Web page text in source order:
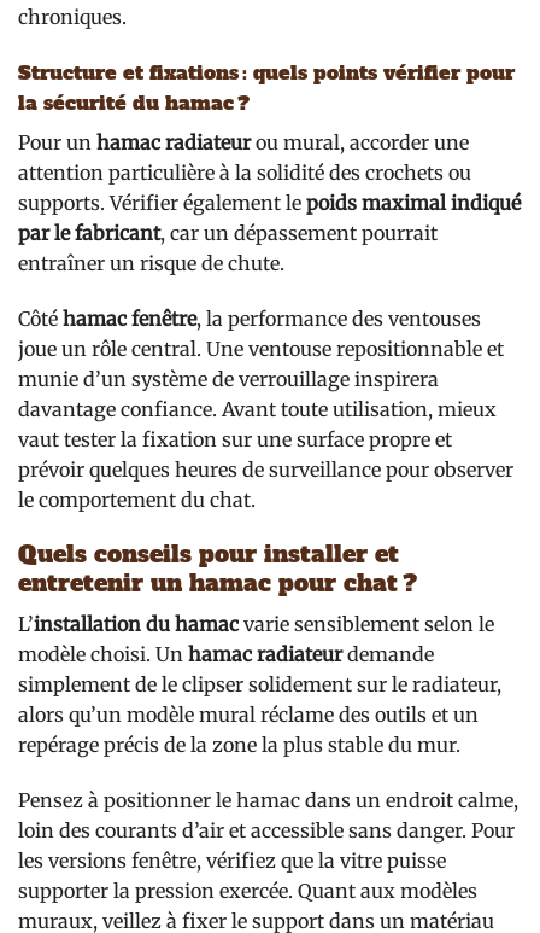
chroniques.
Structure et fixations : quels points vérifier pour
la sécurité du hamac ?
Pour un hamac radiateurou mural, accorder une
attention particulière à la solidité des crochets ou
supports. Vérifier également le poids maximal indiqué
par le fabricant, car un dépassement pourrait
entraîner un risque de chute.
Côté hamac fenêtre, la performance des ventouses
joue un rôle central. Une ventouse repositionnable et
munie d’un système de verrouillage inspirera
davantage confiance. Avant toute utilisation, mieux
vaut tester la fixation sur une surface propre et
prévoir quelques heures de surveillance pour observer
le comportement du chat.
Quels conseils pour installer et
entretenir un hamac pour chat ?
L’installation du hamacvarie sensiblement selon le
modèle choisi. Un hamac radiateurdemande
simplement de le clipser solidement sur le radiateur,
alors qu’un modèle mural réclame des outils et un
repérage précis de la zone la plus stable du mur.
Pensez à positionner le hamac dans un endroit calme,
loin des courants d’air et accessible sans danger. Pour
les versions fenêtre, vérifiez que la vitre puisse
supporter la pression exercée. Quant aux modèles
muraux, veillez à fixer le support dans un matériau